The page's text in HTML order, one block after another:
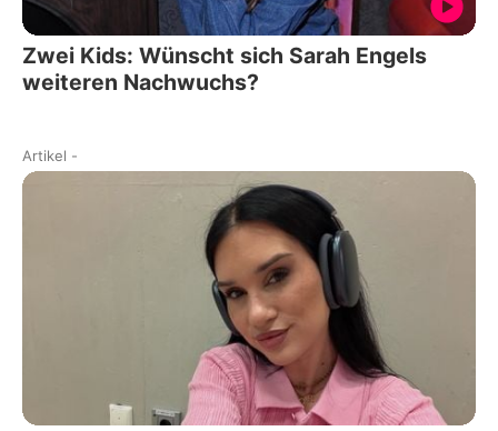
Zwei Kids: Wünscht sich Sarah Engels
weiteren Nachwuchs?
Artikel -